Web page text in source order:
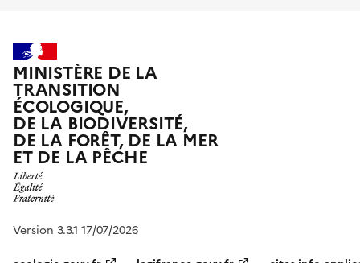
MINISTÈRE DE LA
TRANSITION
ÉCOLOGIQUE,
DE LA BIODIVERSITÉ,
DE LA FORÊT, DE LA MER
ET DE LA PÊCHE
Version 3.3.1 17/07/2026